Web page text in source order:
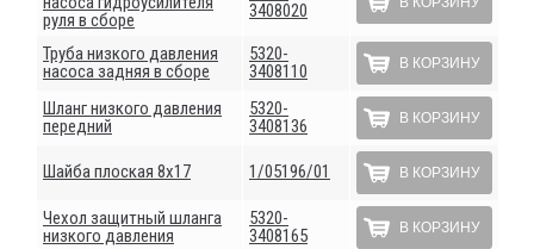
руля в сборе
3408020
Труба низкого давления
насоса задняя в сборе
5320-
3408110
В КОРЗИНУ
Шланг низкого давления
передний
5320-
3408136
В КОРЗИНУ
Шайба плоская 8х17 1/05196/01 В КОРЗИНУ
Чехол защитный шланга
низкого давления
5320-
3408165
В КОРЗИНУ